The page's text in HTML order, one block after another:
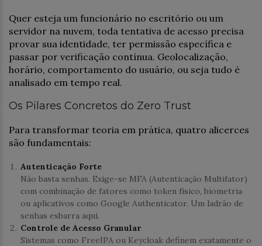
Quer esteja um funcionário no escritório ou um
servidor na nuvem, toda tentativa de acesso precisa
provar sua identidade, ter permissão específica e
passar por verificação contínua. Geolocalização,
horário, comportamento do usuário, ou seja tudo é
analisado em tempo real.
Os Pilares Concretos do Zero Trust
Para transformar teoria em prática, quatro alicerces
são fundamentais:
Autenticação Forte
Não basta senhas. Exige-se MFA (Autenticação Multifator)
com combinação de fatores como token físico, biometria
ou aplicativos como Google Authenticator. Um ladrão de
senhas esbarra aqui.
Controle de Acesso Granular
Sistemas como FreeIPA ou Keycloak definem exatamente o